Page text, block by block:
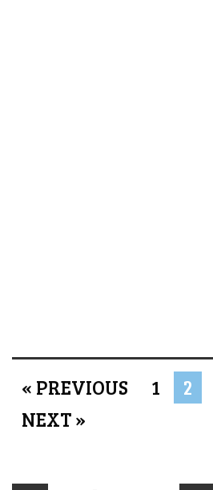
« PREVIOUS 1 2
NEXT »